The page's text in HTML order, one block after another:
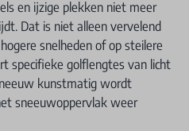
en ijzige plekken niet meer
Dat is niet alleen vervelend
snelheden of op steilere
specifieke golflengtes van licht
kunstmatig wordt
sneeuwoppervlak weer